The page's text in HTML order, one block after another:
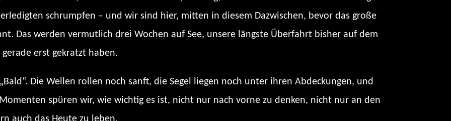
schrumpfen – und wir sind hier, mitten in diesem Dazwischen, bevor das große
Das werden vermutlich drei Wochen auf See, unsere längste Überfahrt bisher auf dem
erst gekratzt haben.
Die Wellen rollen noch sanft, die Segel liegen noch unter ihren Abdeckungen, und
spüren wir, wie wichtig es ist, nicht nur nach vorne zu denken, nicht nur an den
auch das Heute zu leben.